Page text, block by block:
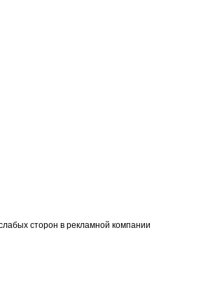
сторон в рекламной компании